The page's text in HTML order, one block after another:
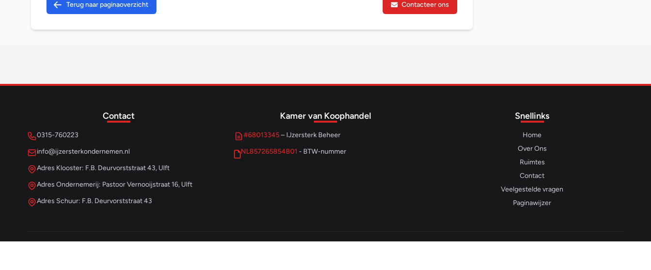
Terug naar paginaoverzicht Contacteer ons
Contact
0315-760223
info@ijzersterkondernemen.nl
Adres Klooster: F.B. Deurvorststraat 43, Ulft
Adres Ondernemerij: Pastoor Vernooijstraat 16, Ulft
Adres Schuur: F.B. Deurvorststraat 43
Kamer van Koophandel
#68013345– IJzersterk Beheer
NL857265854B01 - BTW-nummer
Snellinks
Home
Over Ons
Ruimtes
Contact
Veelgestelde vragen
Paginawijzer